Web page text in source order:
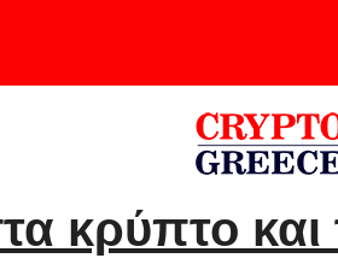
κρύπτο